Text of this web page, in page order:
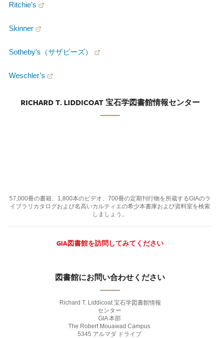
Ritchie’s
Skinner
Sotheby’s（サザビーズ）
Weschler’s
RICHARD T. LIDDICOAT 宝石学図書館情報センター
57,000冊の書籍、1,800本のビデオ、700冊の定期刊行物を所蔵するGIAのラ
イブラリカタログおよび名高いカルティエの希少本書庫および資料室を検索
しましょう。
GIA図書館を訪問してみてください
図書館にお問い合わせください
Richard T. Liddicoat 宝石学図書館情報
センター
GIA 本部
The Robert Mouawad Campus
5345 アルマダ ドライブ